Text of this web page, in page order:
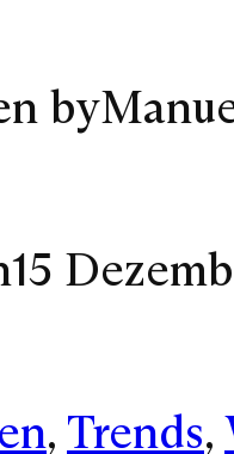
by
15
, Trends,